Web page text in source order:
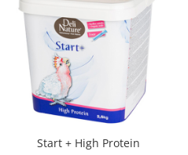
Start + High Protein